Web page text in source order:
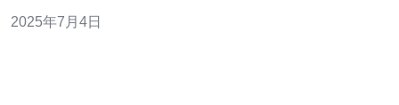
的云计算服务提供商之一，其拥有强大的技术实力和丰富
2025年7月4日